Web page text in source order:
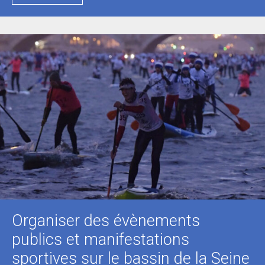
Organiser des évènements
publics et manifestations
sportives sur le bassin de la Seine